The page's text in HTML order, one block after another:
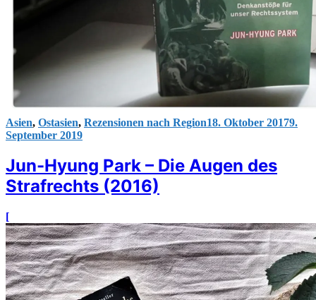
Asien, Ostasien, Rezensionen nach Region18. Oktober 20179.
September 2019
Jun-Hyung Park – Die Augen des
Strafrechts (2016)
[